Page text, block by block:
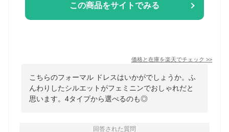
この商品をサイトでみる
価格と在庫を楽天でチェック >>
こちらのフォーマル ドレスはいかがでしょうか。ふ
んわりしたシルエットがフェミニンでおしゃれだと
思います。4タイプから選べるのも◎
回答された質問